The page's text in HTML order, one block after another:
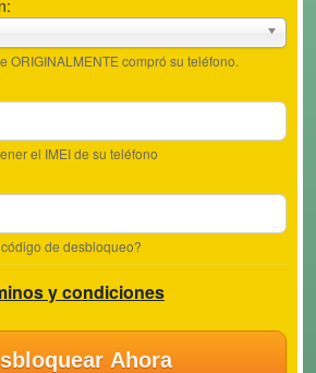
ORIGINALMENTE compró su teléfono.
el IMEI de su teléfono
de desbloqueo?
y condiciones
Ahora